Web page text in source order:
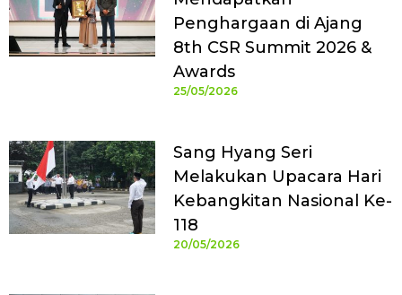
Penghargaan di Ajang
8th CSR Summit 2026 &
Awards
25/05/2026
Sang Hyang Seri
Melakukan Upacara Hari
Kebangkitan Nasional Ke-
118
20/05/2026